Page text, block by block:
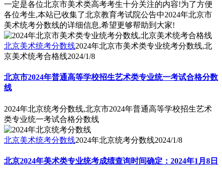
一定是各位北京市美术类高考考生十分关注的内容!为了方便
各位考生,本站已收集了北京教育考试院公告中2024年北京市
美术统考分数线的详细信息,希望更够帮助到大家!
北京美术统考分数线2024年北京市美术类专业统考分数线,北
京美术统考合格线2024/1/8
北京市2024年普通高等学校招生艺术类专业统一考试合格分数
线
2024年北京统考分数线,北京市2024年普通高等学校招生艺术
类专业统一考试合格分数线
北京美术统考分数线2024年北京统考分数线2024/1/8
北京2024年美术类专业统考成绩查询时间确定：2024年1月8日